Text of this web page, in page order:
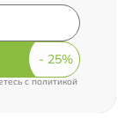
cполитикой